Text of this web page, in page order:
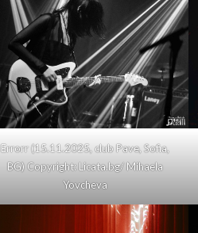
Errorr (15.11.2025, club Pave, Sofia,
BG) Copyright: Licata.bg/ Mihaela
Yovcheva